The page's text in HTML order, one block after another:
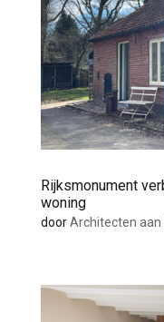
Rijksmonument
woning
doorArchitecten aan